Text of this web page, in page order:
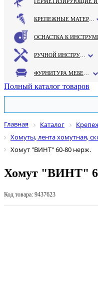
Полный каталог товаров
Главная Каталог
Хомуты, лента хомутная,
Хомут "ВИНТ" 60-80 нерж.
Хомут "ВИНТ"
Код товара: 9437623